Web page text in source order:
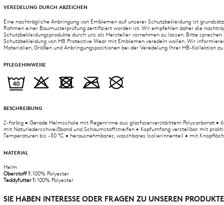
PFLEGEHINWEISE
BESCHREIBUNG
2-farbig • Gerade Helmschale mit Regenrinne aus glasfaserverstärktem Polycarbonat •
mit Naturlederschweißband und Schaumstoffstreifen • Kopfumfang verstellbar mit
Temperaturen bis -30 °C • herausnehmbares, waschbares Isolierinnenteil • mit
VEREDELUNG DURCH ABZEICHEN
Eine nachträgliche Anbringung von Emblemen auf unserer Schutzbekleidung ist
Rahmen einer Baumusterprüfung zertifiziert worden ist. Wir empfehlen daher die
Schutzbekleidungsprodukte durch uns als Hersteller vornehmen zu lassen. Bitte sprechen
Schutzbekleidung von HB Protective Wear mit Emblemen veredeln wollen. Wir
Materialien, Größen und Anbringungspositionen bei der Veredelung Ihrer HB-Kollektion
MATERIAL
Helm
Oberstoff 1:100% Polyester
Teddyfutter 1:100% Polyester
SIE HABEN INTERESSE ODER FRAGEN ZU UNSEREN